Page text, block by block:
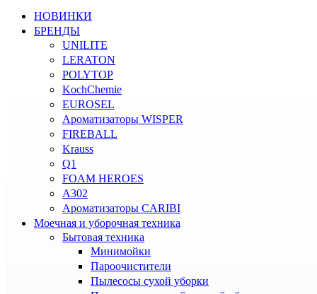
НОВИНКИ
БРЕНДЫ
UNILITE
LERATON
POLYTOP
KochChemie
EUROSEL
Ароматизаторы WISPER
FIREBALL
Krauss
Q1
FOAM HEROES
A302
Ароматизаторы CARIBI
Моечная и уборочная техника
Бытовая техника
Минимойки
Пароочистители
Пылесосы сухой уборки